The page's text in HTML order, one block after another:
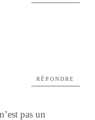
pas un
RÉPONDRE